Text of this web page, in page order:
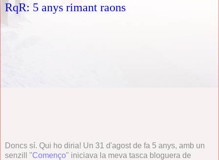
RqR: 5 anys rimant raons
Doncs sí. Qui ho diria! Un 31 d'agost de fa 5 anys, amb un
senzill "Començo" iniciava la meva tasca bloguera de